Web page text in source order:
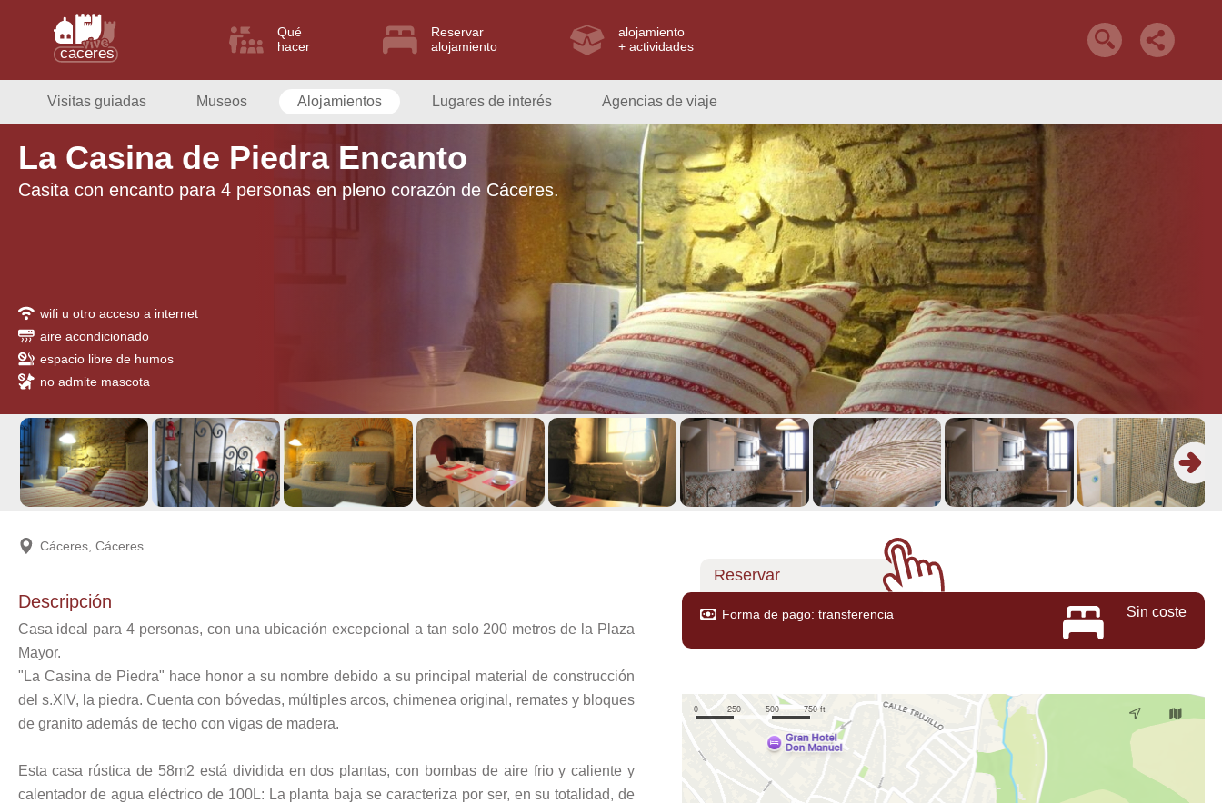
Qué
hacer
Reservar
alojamiento
alojamiento
+ actividades
Visitas guiadas Museos Alojamientos Lugares de interés Agencias de viaje
La Casina de Piedra Encanto
Casita con encanto para 4 personas en pleno corazón de Cáceres.
wifi u otro acceso a internet
aire acondicionado
espacio libre de humos
no admite mascota
Cáceres, Cáceres
Descripción
Casa ideal para 4 personas, con una ubicación excepcional a tan solo 200 metros de la Plaza
Mayor.
"La Casina de Piedra" hace honor a su nombre debido a su principal material de construcción
del s.XIV, la piedra. Cuenta con bóvedas, múltiples arcos, chimenea original, remates y bloques
de granito además de techo con vigas de madera.
Esta casa rústica de 58m2 está dividida en dos plantas, con bombas de aire frio y caliente y
calentador de agua eléctrico de 100L: La planta baja se caracteriza por ser, en su totalidad, de
Reservar
Forma de pago: transferencia Sin coste